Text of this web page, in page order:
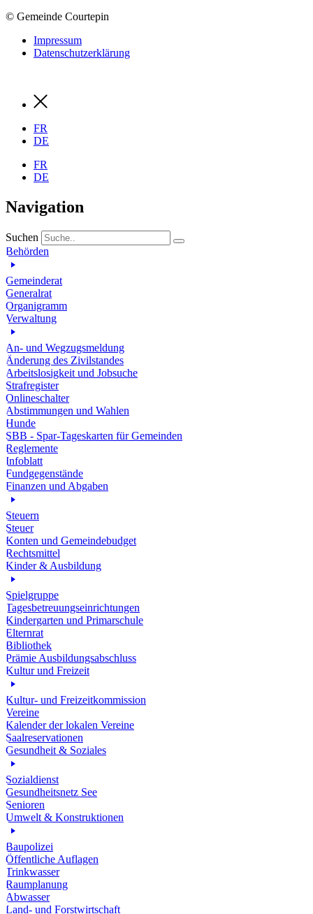
© Gemeinde Courtepin
Impressum
Datenschutzerklärung
FR
DE
FR
DE
Navigation
Suchen
Behörden
Gemeinderat
Generalrat
Organigramm
Verwaltung
An- und Wegzugsmeldung
Änderung des Zivilstandes
Arbeitslosigkeit und Jobsuche
Strafregister
Onlineschalter
Abstimmungen und Wahlen
Hunde
SBB - Spar-Tageskarten für Gemeinden
Reglemente
Infoblatt
Fundgegenstände
Finanzen und Abgaben
Steuern
Steuer
Konten und Gemeindebudget
Rechtsmittel
Kinder & Ausbildung
Spielgruppe
Tagesbetreuungseinrichtungen
Kindergarten und Primarschule
Elternrat
Bibliothek
Prämie Ausbildungsabschluss
Kultur und Freizeit
Kultur- und Freizeitkommission
Vereine
Kalender der lokalen Vereine
Saalreservationen
Gesundheit & Soziales
Sozialdienst
Gesundheitsnetz See
Senioren
Umwelt & Konstruktionen
Baupolizei
Öffentliche Auflagen
Trinkwasser
Raumplanung
Abwasser
Land- und Forstwirtschaft